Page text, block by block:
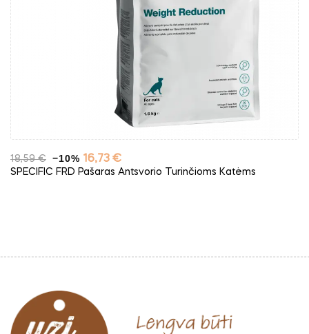
Bazinė
kaina
18,59 € −10% Kaina
16,73 €
SPECIFIC FRD Pašaras Antsvorio Turinčioms Katėms